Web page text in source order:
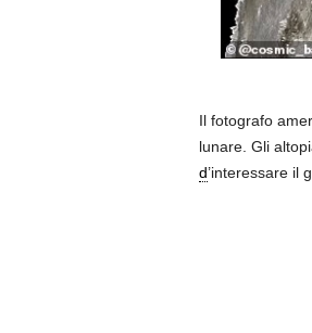
Il fotografo
lunare. Gli
d’interessare il